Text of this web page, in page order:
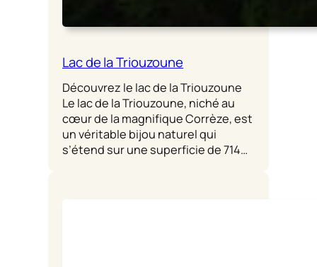
Lac de la Triouzoune
Découvrez le lac de la Triouzoune
Le lac de la Triouzoune, niché au
cœur de la magnifique Corrèze, est
un véritable bijou naturel qui
s’étend sur une superficie de 714…